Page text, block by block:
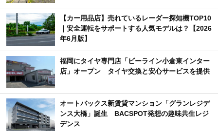
【カー用品店】売れているレーダー探知機TOP10
｜安全運転をサポートする人気モデルは？【2026
年6月版】
福岡にタイヤ専門店「ビーライン小倉東インター
店」オープン タイヤ交換と安心サービスを提供
オートバックス新賃貸マンション「グランレジデ
ンス大橋」誕生 BACSPOT発想の趣味共生レジ
デンス